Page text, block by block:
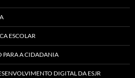
ESCOLAR
PARA A CIDADANIA
DIGITAL DA ESJR